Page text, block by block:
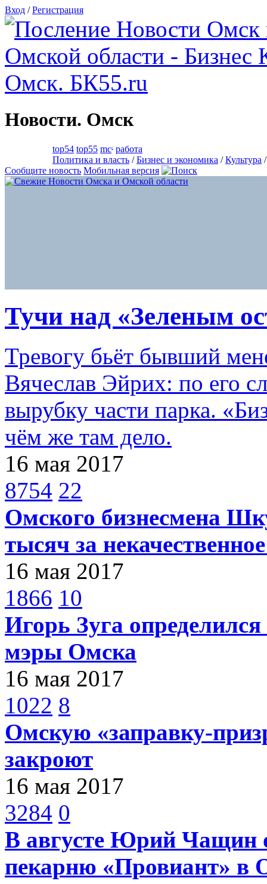
Вход /Регистрация
Новости. Омск
top54 top55 mc2
работа
Политика и власть /Бизнес и экономика /Культура
Сообщите новость Мобильная версия
Тучи над «Зеленым
Тревогу бьёт бывший
Вячеслав Эйрих: по его
вырубку части парка.
чём же там дело.
16 мая 2017
8754 22
Омского бизнесмена
тысяч за
16 мая 2017
1866 10
Игорь Зуга
мэры Омска
16 мая 2017
1022 8
Омскую «заправку-
закроют
16 мая 2017
3284 0
В августе Юрий Чащин
пекарню «Провиант» в